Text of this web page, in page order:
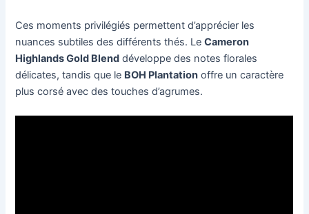
Ces moments privilégiés permettent d’apprécier les
nuances subtiles des différents thés. LeCameron
Highlands Gold Blend développe des notes florales
délicates, tandis que le BOH Plantation offre un caractère
plus corsé avec des touches d’agrumes.